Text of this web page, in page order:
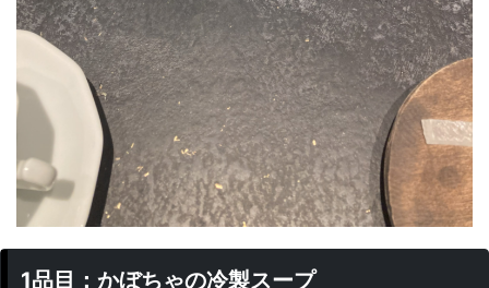
1品目：かぼちゃの冷製スープ